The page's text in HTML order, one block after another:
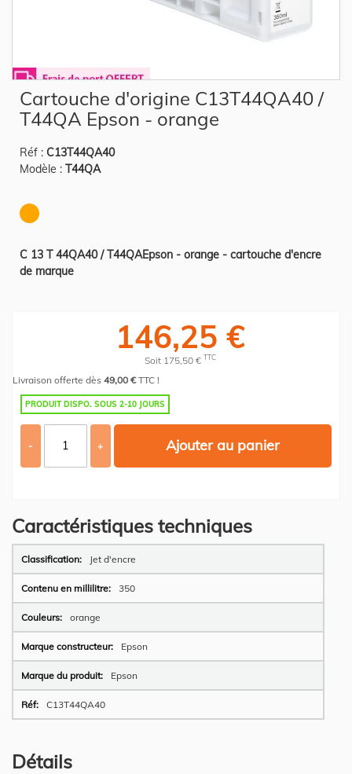
the
beginning
images
gallery
Cartouche d'origine C13T44QA40 /
T44QA Epson - orange
Réf : C13T44QA40
Modèle : T44QA
C 13 T 44QA40 / T44QAEpson - orange - cartouche d'encre
de marque
146,25 €
Soit 175,50 € TTC
Livraison offerte dès 49,00 €TTC !
PRODUIT DISPO. SOUS 2-10 JOURS
- + Ajouter au panier
Caractéristiques techniques
Plus
d’information
Jet d'encre
350
orange
Epson
Epson
C13T44QA40
Détails